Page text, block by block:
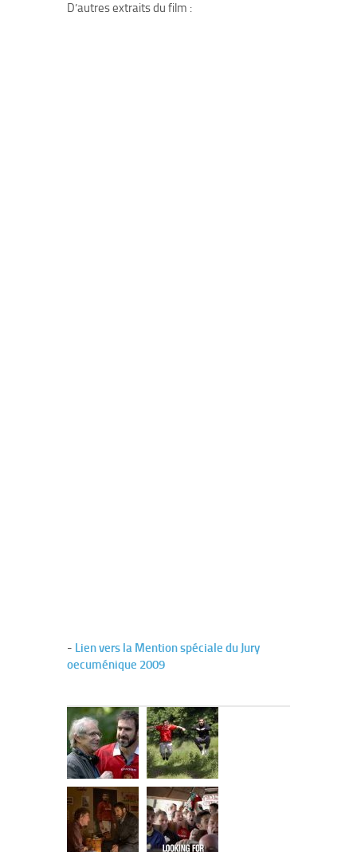
D’autres extraits du film :
- Lien vers la Mention spéciale du Jury
oecuménique 2009